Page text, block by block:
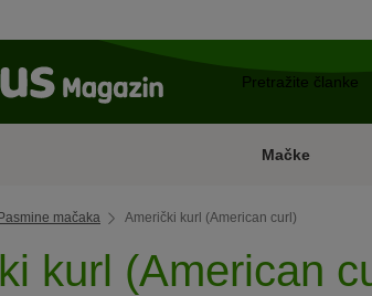
Mačke
Pasmine mačaka Američki kurl (American curl)
kurl (American